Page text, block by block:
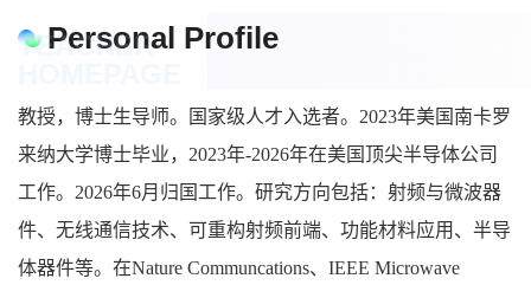
Personal Profile
TEACHER
教授，博士生导师。国家级人才入选者。2023年美国南卡罗
来纳大学博士毕业，2023年-2026年在美国顶尖半导体公司
工作。2026年6月归国工作。研究方向包括：射频与微波器
件、无线通信技术、可重构射频前端、功能材料应用、半导
体器件等。在Nature Communcations、IEEE Microwave